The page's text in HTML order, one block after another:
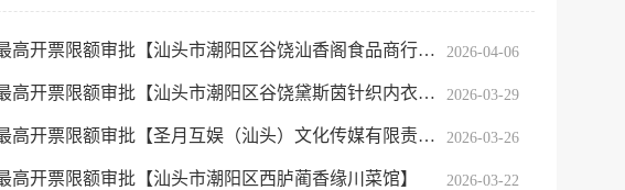
开票限额审批【汕头市潮阳区谷饶汕香阁食品商行…… 2026-04-06
开票限额审批【汕头市潮阳区谷饶黛斯茵针织内衣…… 2026-03-29
票限额审批【圣月互娱（汕头）文化传媒有限责任公司】 2026-03-26
开票限额审批【汕头市潮阳区西胪蔺香缘川菜馆】 2026-03-22